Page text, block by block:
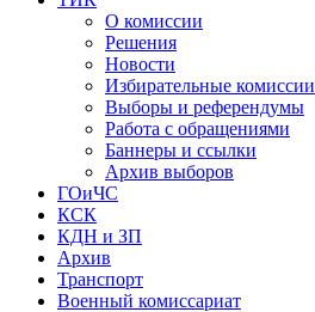
О комиссии
Решения
Новости
Избирательные комиссии
Выборы и референдумы
Работа с обращениями
Баннеры и ссылки
Архив выборов
ГОиЧС
КСК
КДН и ЗП
Архив
Транспорт
Военный комиссариат